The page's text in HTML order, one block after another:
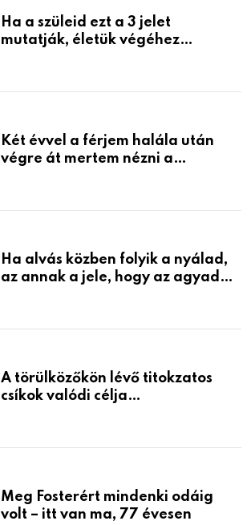
Ha a szüleid ezt a 3 jelet
mutatják, életük végéhez
Két évvel a férjem halála után
végre át mertem nézni a
életemet
Ha alvás közben folyik a nyálad,
az annak a jele, hogy az agyad…
A törülközőkön lévő titokzatos
csíkok valódi célja…
Meg Fosterért mindenki odáig
volt – itt van ma, 77 évesen